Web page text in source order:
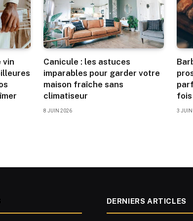
vin
Canicule : les astuces
imparables pour garder votre
maison fraîche sans
climatiseur
8 JUIN 2026
fois
3
DERNIERS ARTICLES